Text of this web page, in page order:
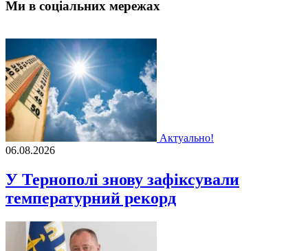
Ми в соціальних мережах
Актуально!
06.08.2026
У Тернополі знову зафіксували
температурний рекорд